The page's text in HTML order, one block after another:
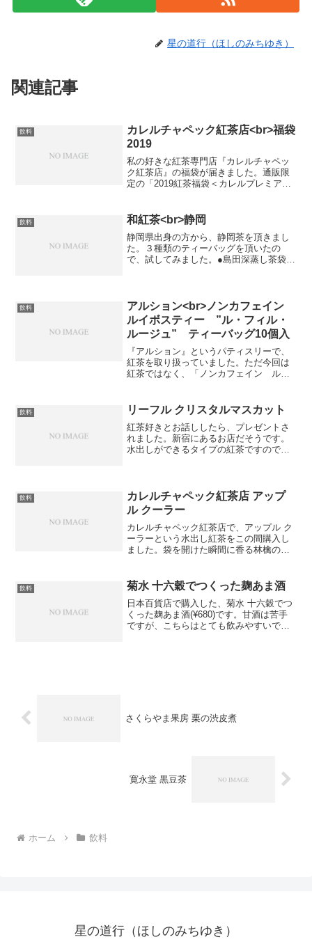
星の道行（ほしのみちゆき）
関連記事
飲料
カレルチャペック紅茶店<br>福袋
2019
私の好きな紅茶専門店『カレルチャペッ
ク紅茶店』の福袋が届きました。通販限
定の「2019紅茶福袋＜カレルプレミアム
２種・デザート皿・ティーカップ＆ソー
サー２種...
飲料 和紅茶<br>静岡
静岡県出身の方から、静岡茶を頂きまし
た。３種類のティーバッグを頂いたの
で、試してみました。●島田深蒸し茶袋を
の味や香りは苦手です...
飲料
アルション<br>ノンカフェイン
ルイボスティー ”ル・フィル・
ルージュ” ティーバッグ10個入
『アルション』というパティスリーで、
紅茶を取り扱っていました。ただ今回は
紅茶ではなく、「ノンカフェイン ルイ
みました。開けてから写真を撮っていな
いことに気づ...
飲料 リーフル クリスタルマスカット
紅茶好きとお話ししたら、プレゼントさ
れました。新宿にあるお店だそうです。
水出しができるタイプの紅茶ですので、
されるのは、嬉しいですね...
飲料
カレルチャペック紅茶店 アップ
ル クーラー
カレルチャペック紅茶店で、アップル ク
ーラーという水出し紅茶をこの間購入し
ました。袋を開けた瞬間に香る林檎の甘
サイダーで水出ししても、美味しいで
す。お試しください。
飲料 菊水 十六穀でつくった麹あま酒
日本百貨店で購入した、菊水 十六穀でつ
くった麹あま酒(¥680)です。甘酒は苦手
ですが、こちらはとても飲みやすいで
さくらやま果房 栗の渋皮煮
寛永堂 黒豆茶
ホーム 飲料
星の道行（ほしのみちゆき）